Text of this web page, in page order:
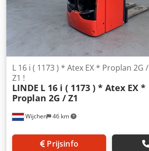
Wijchen 46 km
L 16 i ( 1173 ) * Atex EX * Proplan 2G /
Z1 !
LINDE L 16 i ( 1173 ) * Atex EX *
Proplan 2G / Z1
Prijsinfo